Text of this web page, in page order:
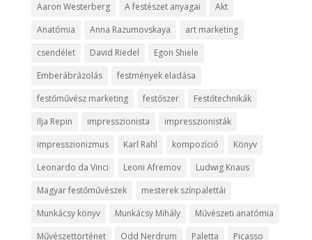
Aaron Westerberg A festészet anyagai
Akt
Anatómia
Anna Razumovskaya
art marketing
csendélet
David Riedel
Egon Shiele
Emberábrázolás
festmények eladása
festőművész marketing
festőszer
Festőtechnikák
Ilja Repin
impresszionista
impresszionisták
impresszionizmus
Karl Rahl kompozíció
Könyv
Leonardo da Vinci
Leoni Afremov
Ludwig Knaus
Magyar festőművészek
mesterek színpalettái
Munkácsy könyv
Munkácsy Mihály
Művészeti anatómia
Művészettörténet
Odd Nerdrum Paletta
Picasso